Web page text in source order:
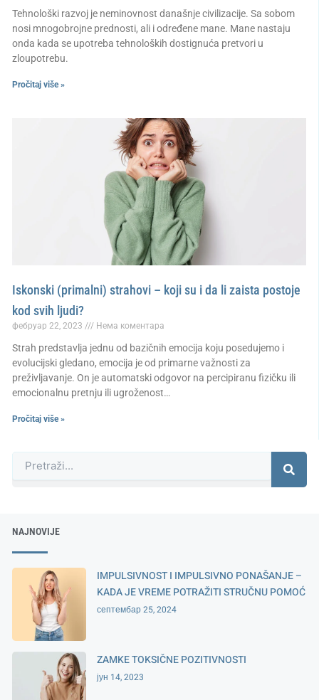
Tehnološki razvoj je neminovnost današnje civilizacije. Sa sobom
nosi mnogobrojne prednosti, ali i određene mane. Mane nastaju
onda kada se upotreba tehnoloških dostignuća pretvori u
zloupotrebu.
Pročitaj više »
Iskonski (primalni) strahovi – koji su i da li zaista postoje
kod svih ljudi?
фебруар 22, 2023 Нема коментара
Strah predstavlja jednu od bazičnih emocija koju posedujemo i
evolucijski gledano, emocija je od primarne važnosti za
preživljavanje. On je automatski odgovor na percipiranu fizičku ili
emocionalnu pretnju ili ugroženost…
Pročitaj više »
NAJNOVIJE
IMPULSIVNOST I IMPULSIVNO PONAŠANJE –
KADA JE VREME POTRAŽITI STRUČNU POMOĆ
септембар 25, 2024
ZAMKE TOKSIČNE POZITIVNOSTI
јун 14, 2023